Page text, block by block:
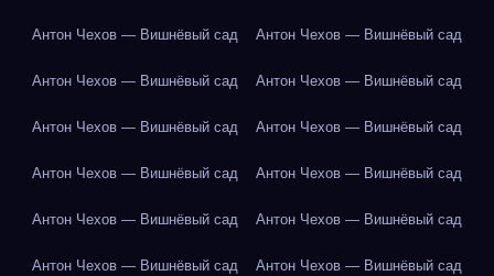
Антон Чехов — Вишнёвый сад Антон Чехов — Вишнёвый сад
Антон Чехов — Вишнёвый сад Антон Чехов — Вишнёвый сад
Антон Чехов — Вишнёвый сад Антон Чехов — Вишнёвый сад
Антон Чехов — Вишнёвый сад Антон Чехов — Вишнёвый сад
Антон Чехов — Вишнёвый сад Антон Чехов — Вишнёвый сад
Антон Чехов — Вишнёвый сад Антон Чехов — Вишнёвый сад